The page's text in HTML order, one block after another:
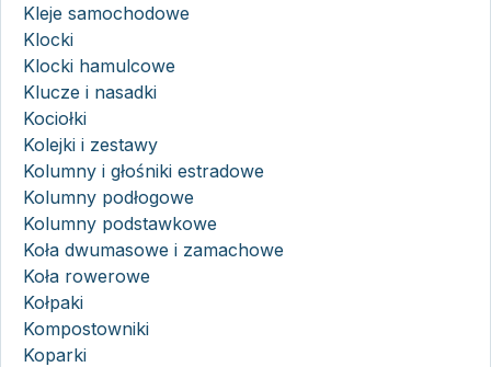
Kleje samochodowe
Klocki
Klocki hamulcowe
Klucze i nasadki
Kociołki
Kolejki i zestawy
Kolumny i głośniki estradowe
Kolumny podłogowe
Kolumny podstawkowe
Koła dwumasowe i zamachowe
Koła rowerowe
Kołpaki
Kompostowniki
Koparki